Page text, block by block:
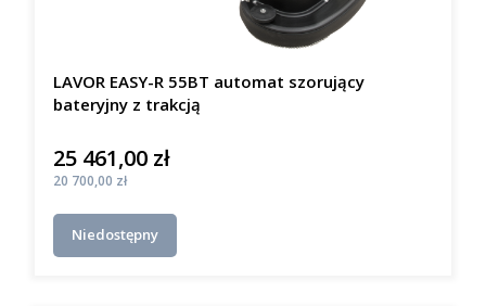
LAVOR EASY-R 55BT automat szorujący
bateryjny z trakcją
Cena
25 461,00 zł
Cena
20 700,00 zł
Niedostępny